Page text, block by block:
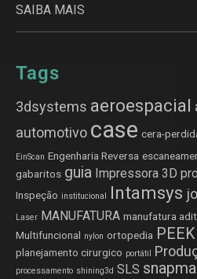
SAIBA MAIS
Tags
3dsystems aeroespacial
automotivo case cera-
EinScan Engenharia Reversa
gabaritos guia Impressora 3D
Inspeção institucional Intamsys
Laser MANUFATURA manufatura
Multifuncional nylon ortopedia PEEK
planejamento cirurgico portátil
processamento shining3d SLS